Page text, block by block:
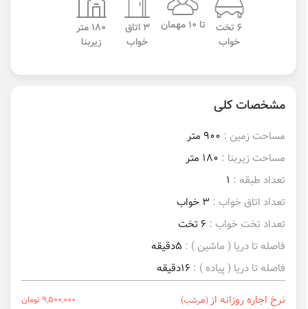
6 تخت
خواب
تا 10 مهمان
3 اتاق
خواب
180 متر
زیربنا
مشخصات کلی
مساحت زمین : 900 متر
مساحت زیربنا : 180 متر
تعداد طبقه : 1
تعداد اتاق خواب : 3 خواب
تعداد تخت خواب : 6 تخت
فاصله تا دریا ( ماشین ) : 5دقیقه
فاصله تا دریا ( پیاده ) : 16دقیقه
نرخ اجاره روزانه از (هرشب) 9,500,000 تومان